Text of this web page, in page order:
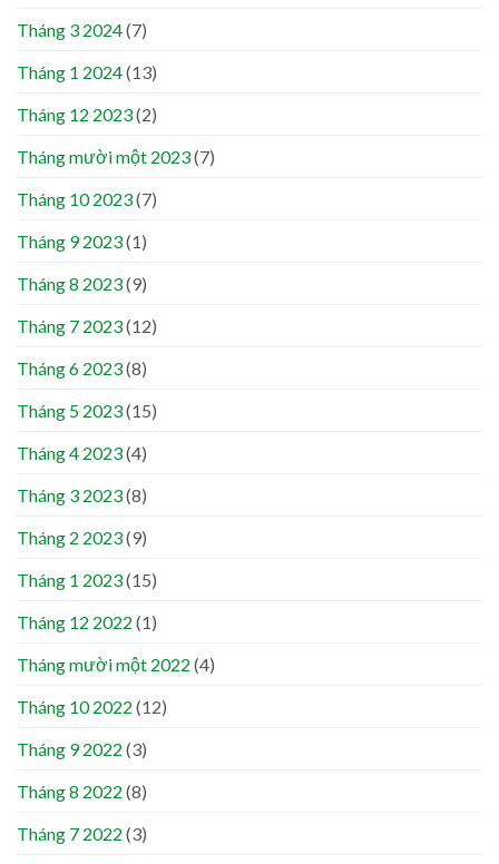
Tháng 3 2024(7)
Tháng 1 2024(13)
Tháng 12 2023(2)
Tháng mười một 2023(7)
Tháng 10 2023(7)
Tháng 9 2023(1)
Tháng 8 2023(9)
Tháng 7 2023(12)
Tháng 6 2023(8)
Tháng 5 2023(15)
Tháng 4 2023(4)
Tháng 3 2023(8)
Tháng 2 2023(9)
Tháng 1 2023(15)
Tháng 12 2022 (1)
Tháng mười một 2022 (4)
Tháng 10 2022 (12)
Tháng 9 2022 (3)
Tháng 8 2022 (8)
Tháng 7 2022 (3)